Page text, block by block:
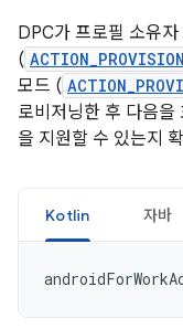
DPC가 프로필 소유자
(
모드 (
로비저닝한 후 다음
을 지원할 수 있는지
Kotlin 자바